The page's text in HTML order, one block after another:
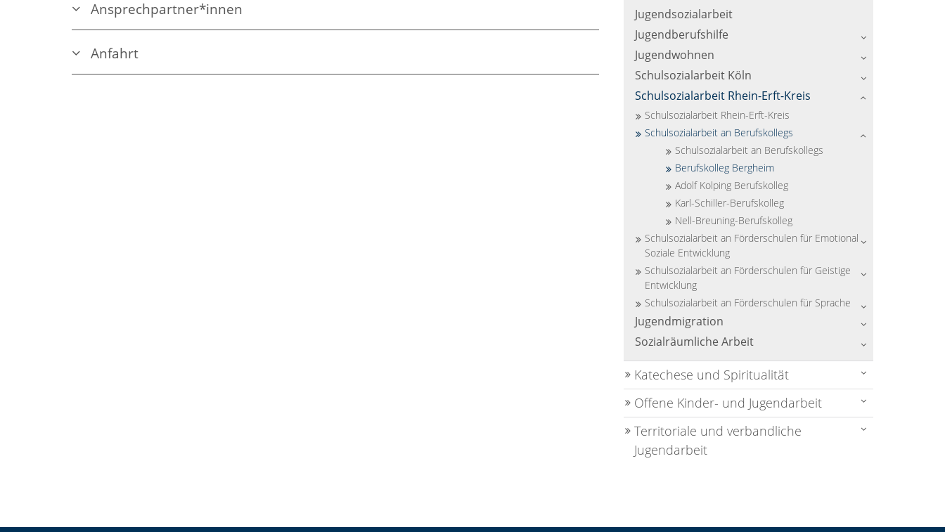
Ansprechpartner*innen
Anfahrt
Jugendsozialarbeit
Jugendberufshilfe
Jugendwohnen
Schulsozialarbeit Köln
Schulsozialarbeit Rhein-Erft-Kreis
Schulsozialarbeit Rhein-Erft-Kreis
Schulsozialarbeit an Berufskollegs
Schulsozialarbeit an Berufskollegs
Berufskolleg Bergheim
Adolf Kolping Berufskolleg
Karl-Schiller-Berufskolleg
Nell-Breuning-Berufskolleg
Schulsozialarbeit an Förderschulen für Emotional
Soziale Entwicklung
Schulsozialarbeit an Förderschulen für Geistige
Entwicklung
Schulsozialarbeit an Förderschulen für Sprache
Jugendmigration
Sozialräumliche Arbeit
Katechese und Spiritualität
Offene Kinder- und Jugendarbeit
Territoriale und verbandliche
Jugendarbeit